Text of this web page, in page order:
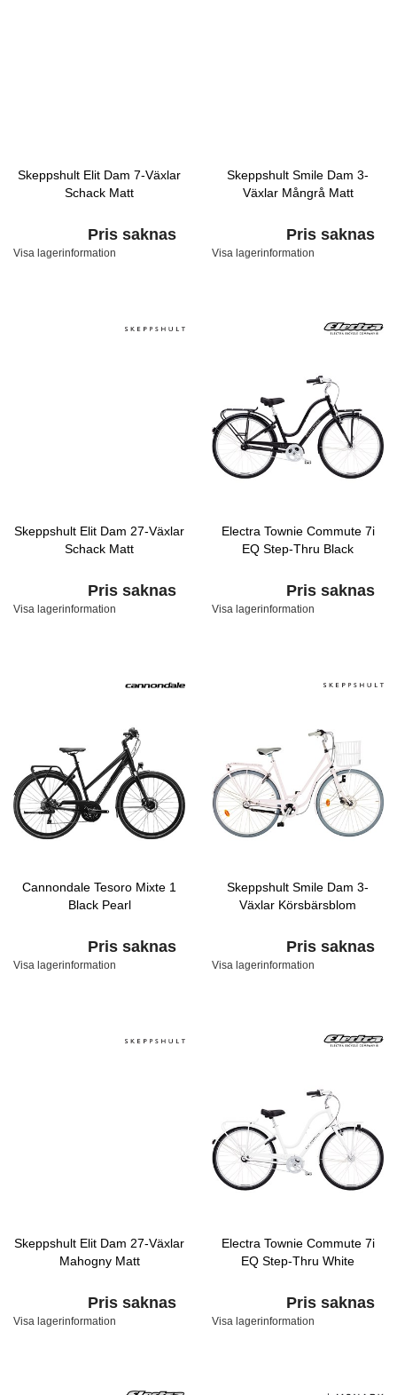
Skeppshult Elit Dam 7-Växlar
Schack Matt
Pris saknas
Visa lagerinformation
Skeppshult Smile Dam 3-
Växlar Mångrå Matt
Pris saknas
Visa lagerinformation
Skeppshult Elit Dam 27-Växlar
Schack Matt
Pris saknas
Visa lagerinformation
Electra Townie Commute 7i
EQ Step-Thru Black
Pris saknas
Visa lagerinformation
Cannondale Tesoro Mixte 1
Black Pearl
Pris saknas
Visa lagerinformation
Skeppshult Smile Dam 3-
Växlar Körsbärsblom
Pris saknas
Visa lagerinformation
Skeppshult Elit Dam 27-Växlar
Mahogny Matt
Pris saknas
Visa lagerinformation
Electra Townie Commute 7i
EQ Step-Thru White
Pris saknas
Visa lagerinformation